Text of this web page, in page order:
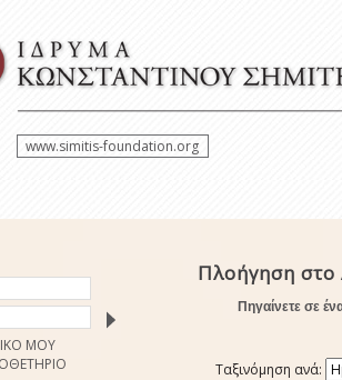
www.simitis-foundation.org
ΜΟΥ
Πλοήγηση
Πηγαίνετε σε
Ταξινόμηση ανά: